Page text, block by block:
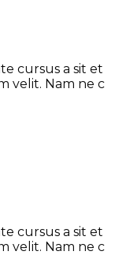
cursus a sit et
velit. Nam ne c
cursus a sit et
velit. Nam ne c